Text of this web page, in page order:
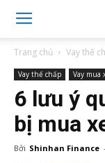
Trang chủ Vay thế
Vay thế chấp Vay mua
6 lưu ý
bị mua
Bởi Shinhan Finance -